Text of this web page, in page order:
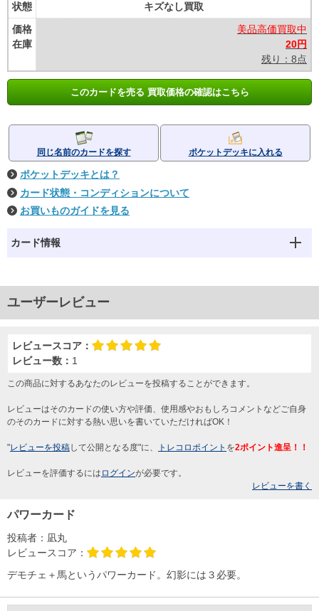
状態
価格
在庫
キズなし買取
美品高価買取中
20円
残り：8点
このカードを売る 買取価格の確認はこちら
同じ名前のカードを探す ポケットデッキに入れる
ポケットデッキとは？
カード状態・コンディションについて
お買いものガイドを見る
カード情報
ユーザーレビュー
レビュースコア：
レビュー数： 1
この商品に対するあなたのレビューを投稿することができます。
レビューはそのカードの使い方や評価、使用感やおもしろコメントなどご自身
のそのカードに対する熱い思いを書いていただければOK！
"レビューを投稿して公開となる度"に、 トレコロポイント を2ポイント進呈！！
レビューを評価するには ログインが必要です。
レビューを書く
パワーカード
投稿者： 凪丸
レビュースコア：
デモチェ＋馬というパワーカード。幻影には３必要。